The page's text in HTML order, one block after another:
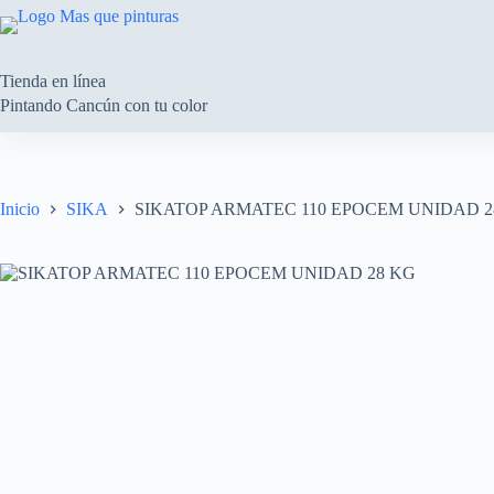
Saltar
al
Tienda en línea
Pintando Cancún con tu color
Inicio SIKA SIKATOP ARMATEC 110 EPOCEM UNIDAD